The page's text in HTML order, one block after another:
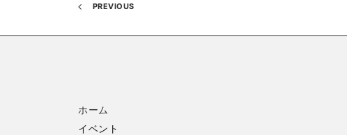
PREVIOUS
ホーム
イベント